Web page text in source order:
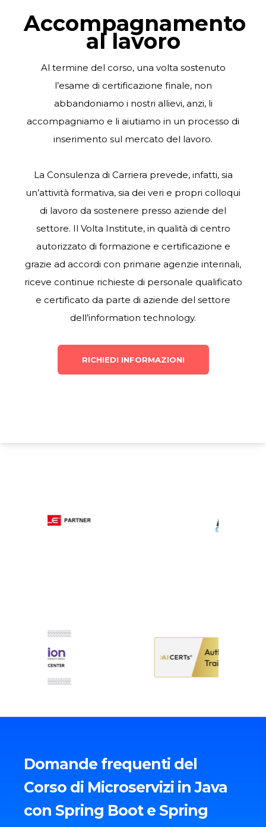
Accompagnamento
al lavoro
Al termine del corso, una volta sostenuto
l’esame di certificazione finale, non
abbandoniamo i nostri allievi, anzi, li
accompagniamo e li aiutiamo in un processo di
inserimento sul mercato del lavoro.
La Consulenza di Carriera prevede, infatti, sia
un’attività formativa, sia dei veri e propri colloqui
di lavoro da sostenere presso aziende del
settore. Il Volta Institute, in qualità di centro
autorizzato di formazione e certificazione e
grazie ad accordi con primarie agenzie interinali,
riceve continue richieste di personale qualificato
e certificato da parte di aziende del settore
dell’information technology.
RICHIEDI INFORMAZIONI
Domande frequenti del
Corso di Microservizi in Java
con Spring Boot e Spring